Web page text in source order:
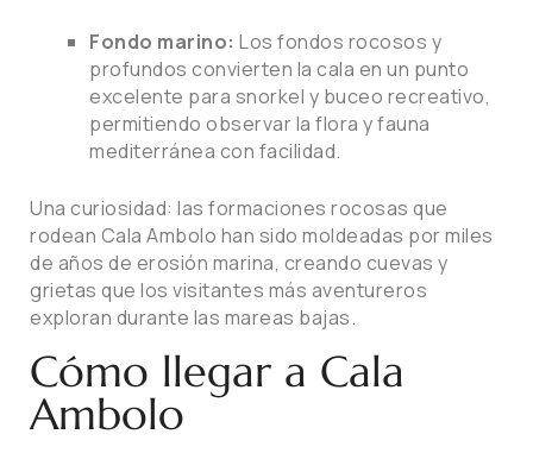
Fondo marino: Los fondos rocosos y
profundos convierten la cala en un punto
excelente para snorkel y buceo recreativo,
permitiendo observar la flora y fauna
mediterránea con facilidad.
Una curiosidad: las formaciones rocosas que
rodean Cala Ambolo han sido moldeadas por miles
de años de erosión marina, creando cuevas y
grietas que los visitantes más aventureros
exploran durante las mareas bajas.
Cómo llegar a Cala
Ambolo